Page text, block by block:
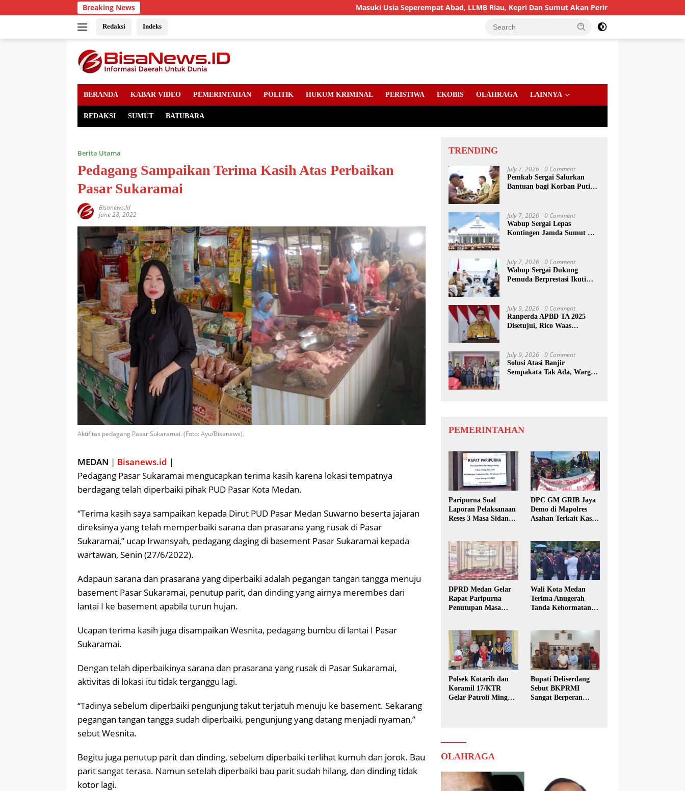
to
Breaking News Masuki Usia Seperempat Abad, LLMB Riau, Kepri Dan Sumut Akan Peringati Harlah Ke-25
Redaksi Indeks
BERANDA KABAR VIDEO PEMERINTAHAN POLITIK HUKUM KRIMINAL PERISTIWA EKOBIS OLAHRAGA LAINNYA
REDAKSI SUMUT BATUBARA
Berita Utama
Pedagang Sampaikan Terima Kasih Atas Perbaikan
Pasar Sukaramai
Bisanews.id
June 28, 2022
Aktifitas pedagang Pasar Sukaramai. (Foto: Ayu/Bisanews).
MEDAN | Bisanews.id |
Pedagang Pasar Sukaramai mengucapkan terima kasih karena lokasi tempatnya
berdagang telah diperbaiki pihak PUD Pasar Kota Medan.
“Terima kasih saya sampaikan kepada Dirut PUD Pasar Medan Suwarno beserta jajaran
direksinya yang telah memperbaiki sarana dan prasarana yang rusak di Pasar
Sukaramai,” ucap Irwansyah, pedagang daging di basement Pasar Sukaramai kepada
wartawan, Senin (27/6/2022).
Adapaun sarana dan prasarana yang diperbaiki adalah pegangan tangan tangga menuju
basement Pasar Sukaramai, penutup parit, dan dinding yang airnya merembes dari
lantai I ke basement apabila turun hujan.
Ucapan terima kasih juga disampaikan Wesnita, pedagang bumbu di lantai I Pasar
Sukaramai.
Dengan telah diperbaikinya sarana dan prasarana yang rusak di Pasar Sukaramai,
aktivitas di lokasi itu tidak terganggu lagi.
“Tadinya sebelum diperbaiki pengunjung takut terjatuh menuju ke basement. Sekarang
pegangan tangan tangga sudah diperbaiki, pengunjung yang datang menjadi nyaman,”
sebut Wesnita.
Begitu juga penutup parit dan dinding, sebelum diperbaiki terlihat kumuh dan jorok. Bau
parit sangat terasa. Namun setelah diperbaiki bau parit sudah hilang, dan dinding tidak
kotor lagi.
TRENDING
July 7, 2026 0 Comment
Pemkab Sergai Salurkan
Bantuan bagi Korban Puting
July 7, 2026 0 Comment
Wabup Sergai Lepas
Kontingen Jamda Sumut XI,
July 7, 2026 0 Comment
Wabup Sergai Dukung
Pemuda Berprestasi Ikuti
July 9, 2026 0 Comment
Ranperda APBD TA 2025
Disetujui, Rico Waas
July 9, 2026 0 Comment
Solusi Atasi Banjir
Sempakata Tak Ada, Warga
PEMERINTAHAN
Paripurna Soal
Laporan Pelaksanaan
Reses 3 Masa Sidang
DPC GM GRIB Jaya
Demo di Mapolres
Asahan Terkait Kasus
DPRD Medan Gelar
Rapat Paripurna
Penutupan Masa
Wali Kota Medan
Terima Anugerah
Tanda Kehormatan
Polsek Kotarih dan
Koramil 17/KTR
Gelar Patroli Minggu
Bupati Deliserdang
Sebut BKPRMI
Sangat Berperan
OLAHRAGA